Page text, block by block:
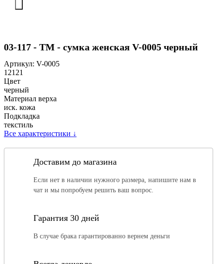
03-117 - ТМ - сумка женская V-0005 черный
Артикул: V-0005
12121
Цвет
черный
Материал верха
иск. кожа
Подкладка
текстиль
Все характеристики ↓
Доставим до магазина
Если нет в наличии нужного размера, напишите нам в
чат и мы попробуем решить ваш вопрос.
Гарантия 30 дней
В случае брака гарантированно вернем деньги